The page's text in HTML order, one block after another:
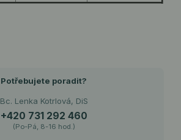
Potřebujete poradit?
Bc. Lenka Kotrlová, DiS
+420 731 292 460
(Po-Pá, 8-16 hod.)